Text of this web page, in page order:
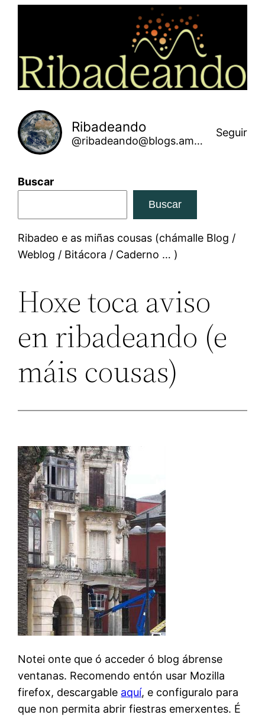
Ribadeando
@ribadeando@blogs.amarinha.gal
Seguir
Buscar
Buscar
Ribadeo e as miñas cousas (chámalle Blog /
Weblog / Bitácora / Caderno … )
Hoxe toca aviso
en ribadeando (e
máis cousas)
Notei onte que ó acceder ó blog ábrense
ventanas. Recomendo entón usar Mozilla
firefox, descargable aquí, e configuralo para
que non permita abrir fiestras emerxentes. É